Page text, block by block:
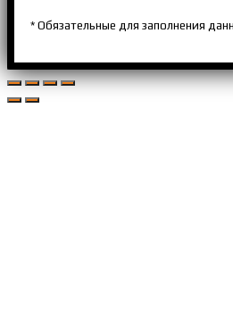
* Обязательные для заполнения